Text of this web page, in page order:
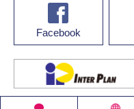
Facebook